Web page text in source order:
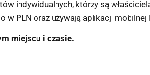
indywidualnych, którzy są
w PLN oraz używają aplikacji mobilnej
miejscu i czasie.